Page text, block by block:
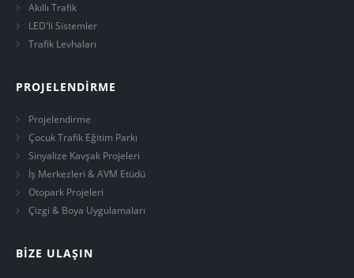
Akıllı Trafik
LED'li Sistemler
Trafik Levhaları
PROJELENDİRME
Projelendirme
Çocuk Trafik Eğitim Parkı
Sinyalize Kavşak Projeleri
İş Merkezleri & AVM Etüdü
Otopark Projeleri
Çizgi & Boya Uygulamaları
BİZE ULAŞIN